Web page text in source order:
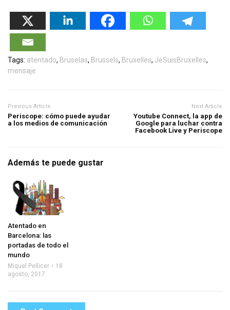
Tags: atentado, Bruselas, Brussels, Bruxelles, JeSuisBruxelles,
mensaje
Previous Article
Periscope: cómo puede ayudar
a los medios de comunicación
Next Article
Youtube Connect, la app de
Google para luchar contra
Facebook Live y Periscope
Además te puede gustar
Atentado en
Barcelona: las
portadas de todo el
mundo
Miquel Pellicer
18
agosto, 2017